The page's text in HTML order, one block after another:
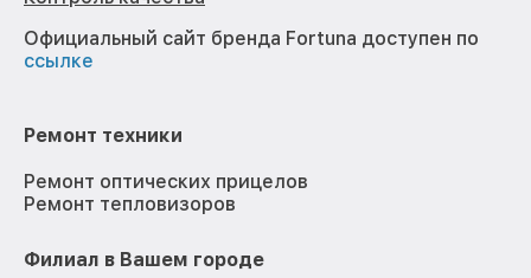
Официальный сайт бренда Fortuna доступен по
ссылке
Ремонт техники
Ремонт оптических прицелов
Ремонт тепловизоров
Филиал в Вашем городе